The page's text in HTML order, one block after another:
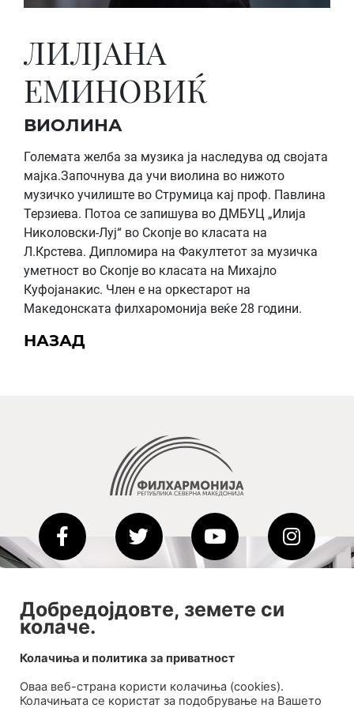
ЛИЛЈАНА
ЕМИНОВИЌ
ВИОЛИНА
Големата желба за музика ја наследува од својата
мајка.Започнува да учи виолина во нижото
музичко училиште во Струмица кај проф. Павлина
Терзиева. Потоа се запишува во ДМБУЦ „Илија
Николовски-Луј“ во Скопје во класата на
Л.Крстева. Дипломира на Факултетот за музичка
уметност во Скопје во класата на Михајло
Куфојанакис. Член е на оркестарот на
Македонската филхаромонија веќе 28 години.
НАЗАД
2020-09-01_argument!
Filharmonija
Добредојдовте, земете си
колаче.
Колачиња и политика за приватност
Оваа веб-странa користи колачиња (cookies).
Колачињата се користат за подобрување на Вашето